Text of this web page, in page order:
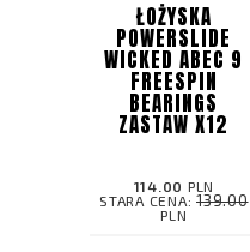
ŁOŻYSKA
POWERSLIDE
WICKED ABEC 9
FREESPIN
BEARINGS
ZASTAW X12
114.00 PLN
STARA CENA: 139.00
PLN